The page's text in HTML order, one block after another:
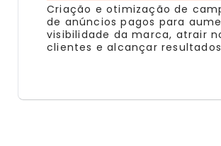
Criação e otimização de
de anúncios pagos para
visibilidade da marca, atrair
clientes e alcançar